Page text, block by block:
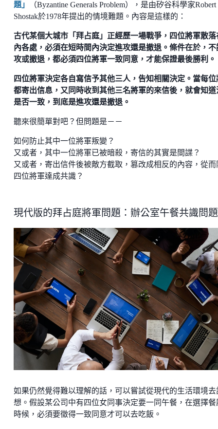
題」
（Byzantine Generals Problem），是由矽谷科學家Robert
Shostak於1978年提出的情境難題。內容是這樣的：
古代某個大城市「拜占庭」正經歷一場戰爭，四位將軍散落
內各處，必須在短時間內決定進攻還是撤退。條件在於，不
攻或撤退，都必須四位將軍一致同意，才能保證最後勝利。
四位將軍決定各自寫信予其他三人，告知相關決定。當每位
都寄出信息，又同時收到其他三名將軍的來信後，就會知道
是否一致，到底是進攻還是撤退。
聽來很簡單對吧？但問題是－－
如何防止其中一位將軍叛變？
又或者，其中一位將軍已被暗殺，寄信的其實是間諜？
又或者，寄出信件後被敵方截取，篡改成相反的內容，從而
四位將軍達成共識？
現代版的拜占庭將軍問題：辦公室午餐共識問題
如果仍然覺得難以理解的話，可以嘗試從現代的生活環境去
想。假設某公司中有四位女同事決定要一同午餐，在選擇餐
時候，必須要徵得一致同意才可以去吃飯。